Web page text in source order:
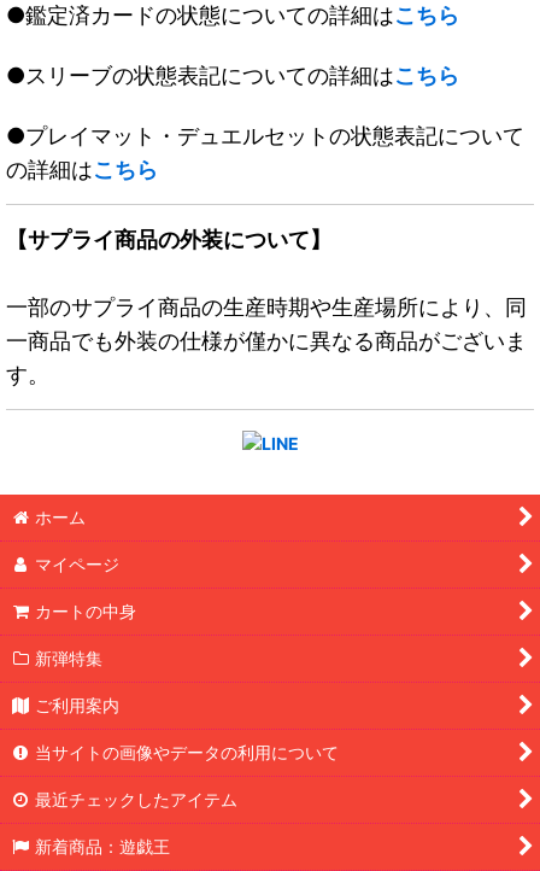
●鑑定済カードの状態についての詳細はこちら
●スリーブの状態表記についての詳細はこちら
●プレイマット・デュエルセットの状態表記について
の詳細はこちら
【サプライ商品の外装について】
一部のサプライ商品の生産時期や生産場所により、同
一商品でも外装の仕様が僅かに異なる商品がございま
す。
ホーム
マイページ
カートの中身
新弾特集
ご利用案内
当サイトの画像やデータの利用について
最近チェックしたアイテム
新着商品：遊戯王